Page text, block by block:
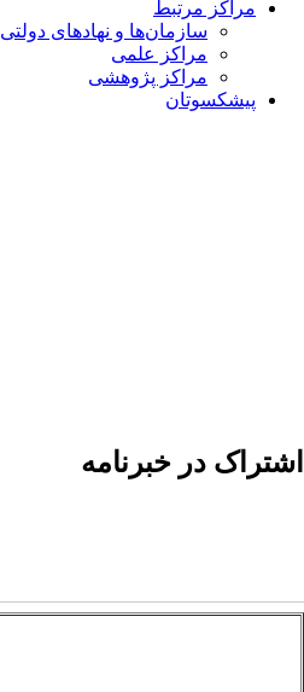
مراکز مرتبط
سازمان‌ها و نهادهای دولتی
مراکز علمی
مراکز پژوهشی
پیشکسوتان
اشتراک در خبرنامه